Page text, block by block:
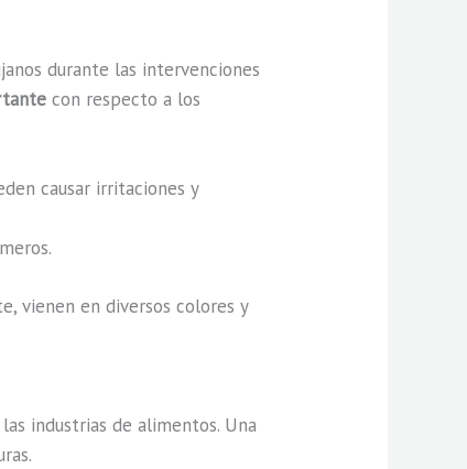
durante las intervenciones
con respecto a los
causar irritaciones y
vienen en diversos colores y
industrias de alimentos. Una